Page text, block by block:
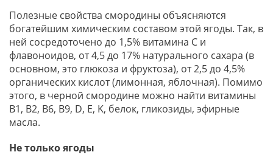
Полезные свойства смородины объясняются
богатейшим химическим составом этой ягоды. Так, в
ней сосредоточено до 1,5% витамина С и
флавоноидов, от 4,5 до 17% натурального сахара (в
основном, это глюкоза и фруктоза), от 2,5 до 4,5%
органических кислот (лимонная, яблочная). Помимо
этого, в черной смородине можно найти витамины
В1, В2, В6, В9, D, E, K, белок, гликозиды, эфирные
масла.
Не только ягоды